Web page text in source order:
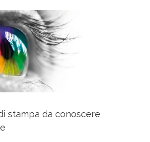
stampa da conoscere